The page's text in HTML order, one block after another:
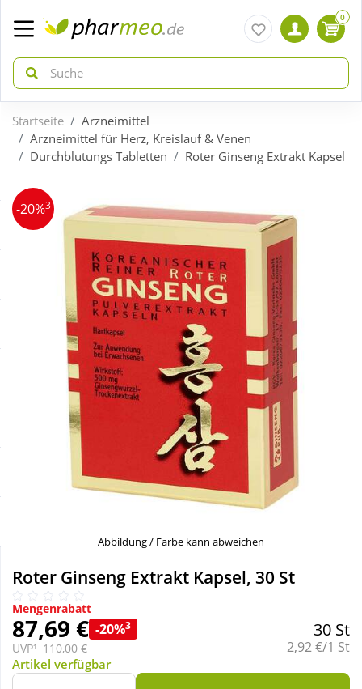
zurück
Aktuelle Coupons
Gratis dazu
Neuheiten
Schnäppchen
zurück
Arzneimittel
Bio & Genuss
Körperpflege & Kosmetik
Liebe & Erotik
Mutter & Kind
Natur & Homöopathie
Sanitätshaus
Sport & Fitness
0
Startseite
Arzneimittel
Arzneimittel für Herz, Kreislauf & Venen
Durchblutungs Tabletten
Roter Ginseng Extrakt Kapsel
-20%3
Abbildung / Farbe kann abweichen
Roter Ginseng Extrakt Kapsel, 30 St
Mengenrabatt
87,69 € -20%3
UVP¹ 110,00 €
30 St
Grundpreis:
2,92 €/1 St
Artikel verfügbar